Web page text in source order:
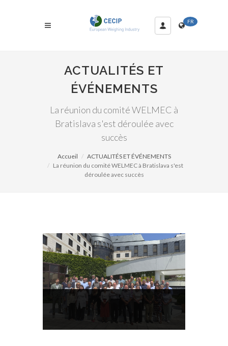
FR
ACTUALITÉS ET
ÉVÉNEMENTS
La réunion du comité WELMEC à
Bratislava s'est déroulée avec
succès
Accueil
ACTUALITÉS ET ÉVÉNEMENTS
La réunion du comité WELMEC à Bratislava s'est
déroulée avec succès